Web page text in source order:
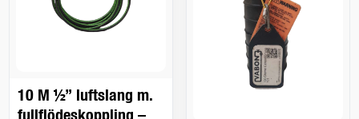
10 M ½” luftslang m.
fullflödeskoppling –